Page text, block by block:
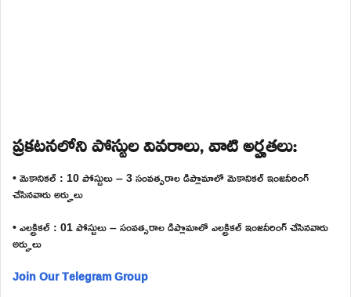
ప్రకటనలోని పోస్టుల వివరాలు, వాటి అర్హతలు:
• మెకానికల్ : 10 పోస్టులు – 3 సంవత్సరాల డిప్లొమాలో మెకానికల్ ఇంజనీరింగ్
చేసినవారు అర్హులు
• ఎలక్ట్రికల్ : 01 పోస్టులు – సంవత్సరాల డిప్లొమాలో ఎలక్ట్రికల్ ఇంజనీరింగ్ చేసినవారు
అర్హులు
Join Our Telegram Group